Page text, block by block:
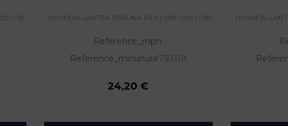
| 0.99
HYUNDAI LANTRA BERLINA (RD) | 0.99 - 0.00 | 0.99
-...
Reference_mpn-
Reference_miniature793119
24,20 €
HYUNDAI